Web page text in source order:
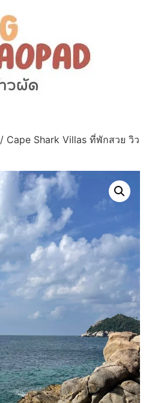
/ Cape Shark Villas ที่พักสวย วิว